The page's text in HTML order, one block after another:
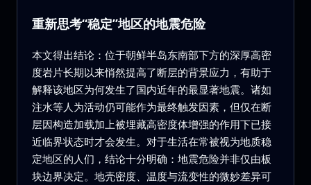
重新思考“稳定”地区的地震危险
本文得出结论：位于朝鲜半岛东南部下方的深厚高密
度岩片长期以来悄然提高了断层的背景应力，有助于
解释该地区为何发生了国内近年的最显著地震。诸如
注水等人为活动仍可能作为最终触发因素，但仅在断
层因构造加载加上被埋藏高密度体增强的作用下已接
近临界状态时才会发生。对于生活在常被视为地质稳
定地区的人们，结论十分明确：地震危险并非仅由板
块边界决定。地壳密度、温度与流变性的微妙差异可